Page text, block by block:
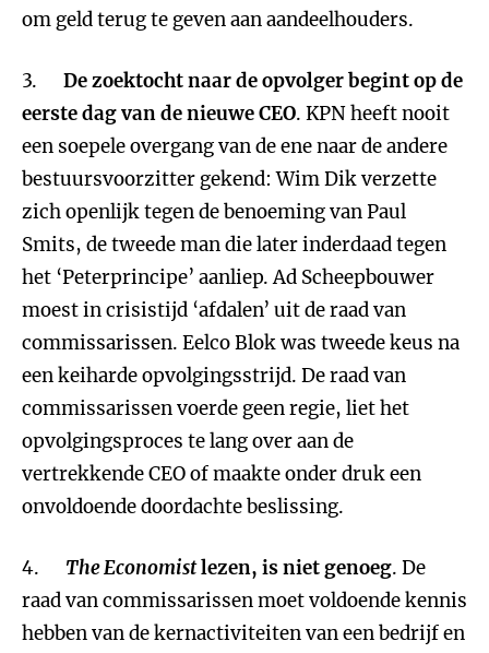
om geld terug te geven aan aandeelhouders.
3. De zoektocht naar de opvolger begint op de
eerste dag van de nieuwe CEO. KPN heeft nooit
een soepele overgang van de ene naar de andere
bestuursvoorzitter gekend: Wim Dik verzette
zich openlijk tegen de benoeming van Paul
Smits, de tweede man die later inderdaad tegen
het ‘Peterprincipe’ aanliep. Ad Scheepbouwer
moest in crisistijd ‘afdalen’ uit de raad van
commissarissen. Eelco Blok was tweede keus na
een keiharde opvolgingsstrijd. De raad van
commissarissen voerde geen regie, liet het
opvolgingsproces te lang over aan de
vertrekkende CEO of maakte onder druk een
onvoldoende doordachte beslissing.
4. The Economistlezen, is niet genoeg. De
raad van commissarissen moet voldoende kennis
hebben van de kernactiviteiten van een bedrijf en